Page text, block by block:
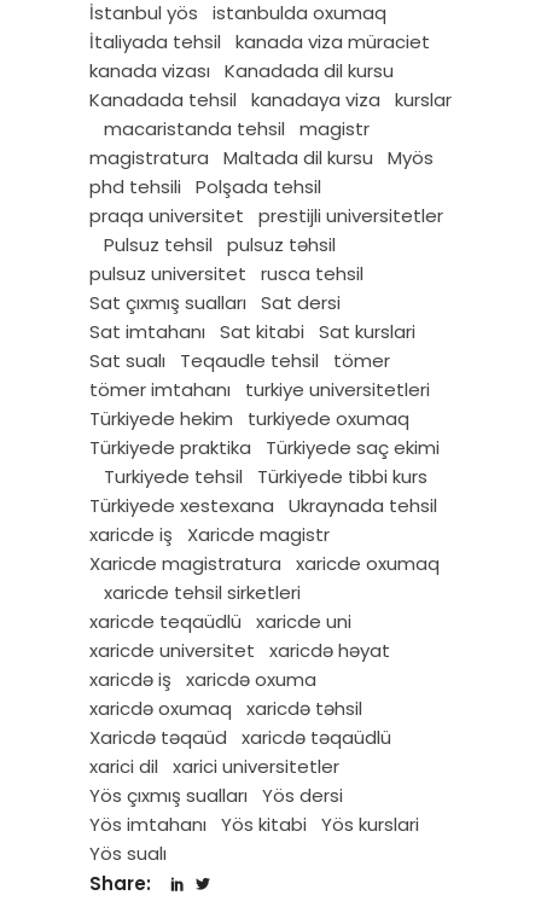
İstanbul yös
istanbulda oxumaq
İtaliyada tehsil
kanada viza müraciet
kanada vizası
Kanadada dil kursu
Kanadada tehsil
kanadaya viza
kurslar
macaristanda tehsil
magistr
magistratura
Maltada dil kursu
Myös
phd tehsili
Polşada tehsil
praqa universitet
prestijli universitetler
Pulsuz tehsil
pulsuz təhsil
pulsuz universitet
rusca tehsil
Sat çıxmış sualları
Sat dersi
Sat imtahanı
Sat kitabi
Sat kurslari
Sat sualı
Teqaudle tehsil
tömer
tömer imtahanı
turkiye universitetleri
Türkiyede hekim
turkiyede oxumaq
Türkiyede praktika
Türkiyede saç ekimi
Turkiyede tehsil
Türkiyede tibbi kurs
Türkiyede xestexana
Ukraynada tehsil
xaricde iş
Xaricde magistr
Xaricde magistratura
xaricde oxumaq
xaricde tehsil sirketleri
xaricde teqaüdlü
xaricde uni
xaricde universitet
xaricdə həyat
xaricdə iş
xaricdə oxuma
xaricdə oxumaq
xaricdə təhsil
Xaricdə təqaüd
xaricdə təqaüdlü
xarici dil
xarici universitetler
Yös çıxmış sualları
Yös dersi
Yös imtahanı
Yös kitabi
Yös kurslari
Yös sualı
Share: